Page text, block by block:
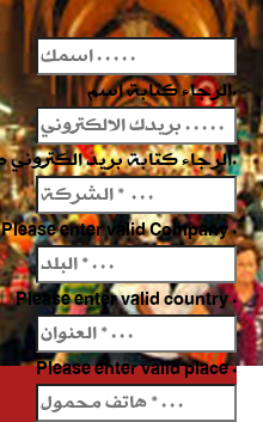
الرجاء كتابة اسم.
الرجاء كتابة بريد الكتروني صالح.
Please enter valid Company .
Please enter valid country .
Please enter valid place .